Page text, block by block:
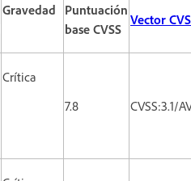
Gravedad
Puntuación
base CVSS
Vector
Crítica
7.8
CVSS:3.1/